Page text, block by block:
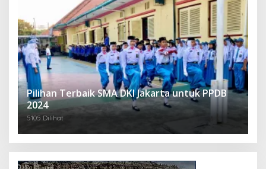
Pilihan Terbaik SMA DKI Jakarta untuk PPDB
2024
5105 Dilihat